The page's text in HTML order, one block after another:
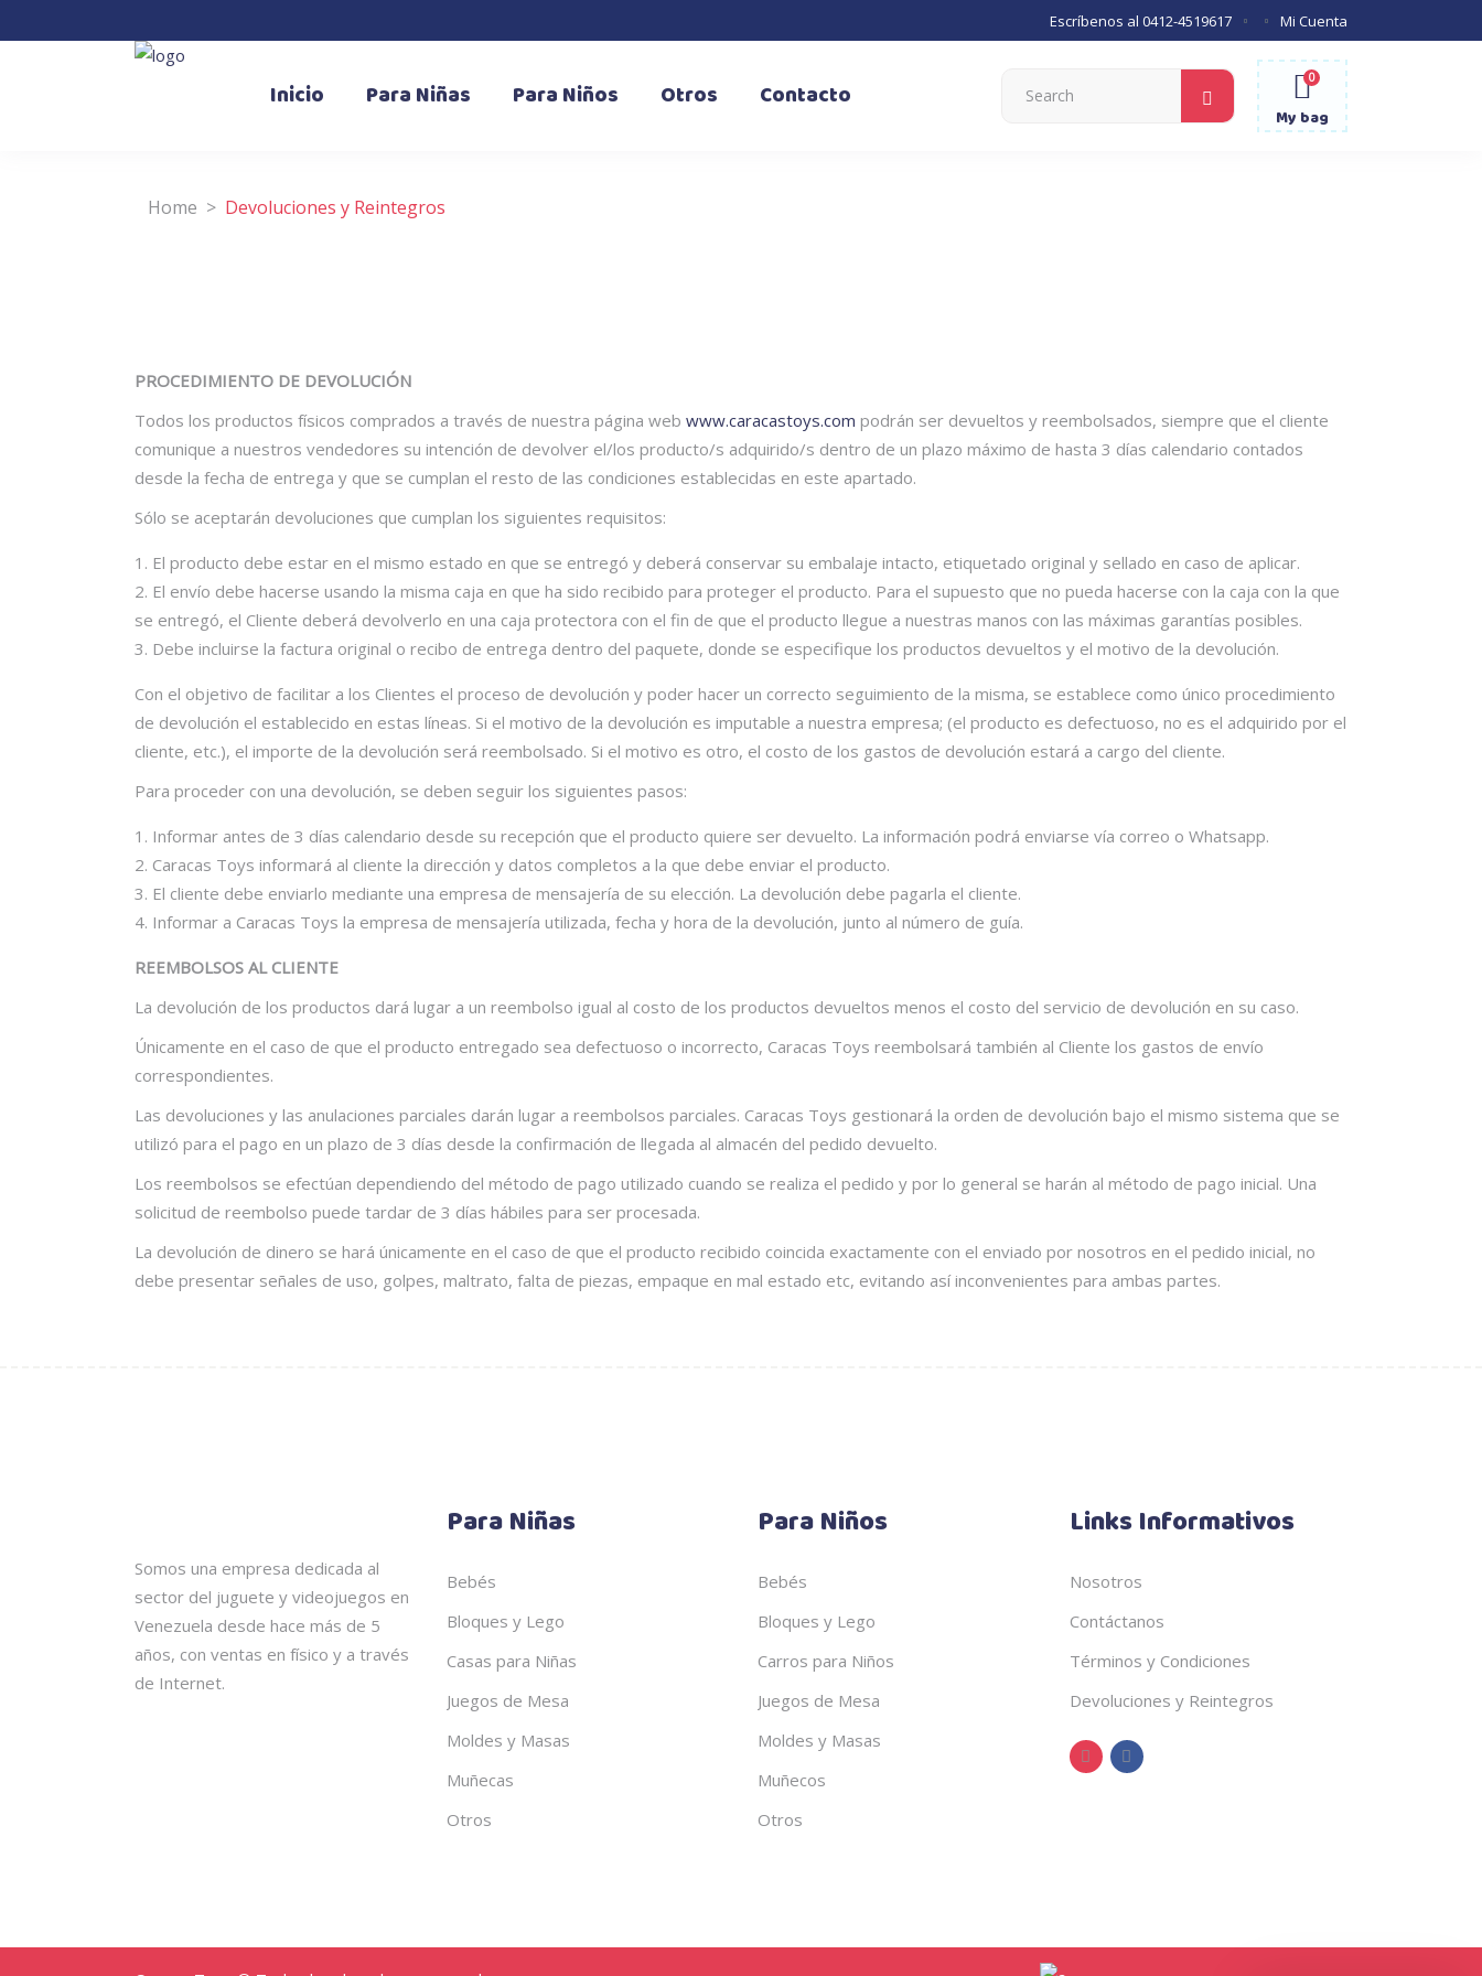
Escríbenos al 0412-4519617 Mi Cuenta
Inicio Para Niñas Para Niños Otros Contacto
Search
for:
My bag
0
Home > Devoluciones y Reintegros
PROCEDIMIENTO DE DEVOLUCIÓN
Todos los productos físicos comprados a través de nuestra página web www.caracastoys.com podrán ser devueltos y reembolsados, siempre que el cliente
comunique a nuestros vendedores su intención de devolver el/los producto/s adquirido/s dentro de un plazo máximo de hasta 3 días calendario contados
desde la fecha de entrega y que se cumplan el resto de las condiciones establecidas en este apartado.
Sólo se aceptarán devoluciones que cumplan los siguientes requisitos:
El producto debe estar en el mismo estado en que se entregó y deberá conservar su embalaje intacto, etiquetado original y sellado en caso de aplicar.
El envío debe hacerse usando la misma caja en que ha sido recibido para proteger el producto. Para el supuesto que no pueda hacerse con la caja con la que
se entregó, el Cliente deberá devolverlo en una caja protectora con el fin de que el producto llegue a nuestras manos con las máximas garantías posibles.
Debe incluirse la factura original o recibo de entrega dentro del paquete, donde se especifique los productos devueltos y el motivo de la devolución.
Con el objetivo de facilitar a los Clientes el proceso de devolución y poder hacer un correcto seguimiento de la misma, se establece como único procedimiento
de devolución el establecido en estas líneas. Si el motivo de la devolución es imputable a nuestra empresa; (el producto es defectuoso, no es el adquirido por el
cliente, etc.), el importe de la devolución será reembolsado. Si el motivo es otro, el costo de los gastos de devolución estará a cargo del cliente.
Para proceder con una devolución, se deben seguir los siguientes pasos:
Informar antes de 3 días calendario desde su recepción que el producto quiere ser devuelto. La información podrá enviarse vía correo o Whatsapp.
Caracas Toys informará al cliente la dirección y datos completos a la que debe enviar el producto.
El cliente debe enviarlo mediante una empresa de mensajería de su elección. La devolución debe pagarla el cliente.
Informar a Caracas Toys la empresa de mensajería utilizada, fecha y hora de la devolución, junto al número de guía.
REEMBOLSOS AL CLIENTE
La devolución de los productos dará lugar a un reembolso igual al costo de los productos devueltos menos el costo del servicio de devolución en su caso.
Únicamente en el caso de que el producto entregado sea defectuoso o incorrecto, Caracas Toys reembolsará también al Cliente los gastos de envío
correspondientes.
Las devoluciones y las anulaciones parciales darán lugar a reembolsos parciales. Caracas Toys gestionará la orden de devolución bajo el mismo sistema que se
utilizó para el pago en un plazo de 3 días desde la confirmación de llegada al almacén del pedido devuelto.
Los reembolsos se efectúan dependiendo del método de pago utilizado cuando se realiza el pedido y por lo general se harán al método de pago inicial. Una
solicitud de reembolso puede tardar de 3 días hábiles para ser procesada.
La devolución de dinero se hará únicamente en el caso de que el producto recibido coincida exactamente con el enviado por nosotros en el pedido inicial, no
debe presentar señales de uso, golpes, maltrato, falta de piezas, empaque en mal estado etc, evitando así inconvenientes para ambas partes.
Somos una empresa dedicada al
sector del juguete y videojuegos en
Venezuela desde hace más de 5
años, con ventas en físico y a través
de Internet.
Para Niñas
Bebés
Bloques y Lego
Casas para Niñas
Juegos de Mesa
Moldes y Masas
Muñecas
Otros
Para Niños
Bebés
Bloques y Lego
Carros para Niños
Juegos de Mesa
Moldes y Masas
Muñecos
Otros
Links Informativos
Nosotros
Contáctanos
Términos y Condiciones
Devoluciones y Reintegros